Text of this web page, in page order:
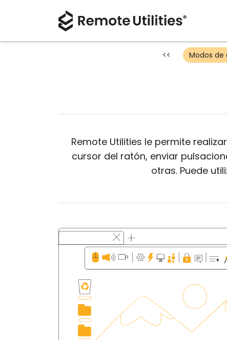
<< Modos de
Remote Utilities le permite
cursor del ratón, enviar
otras. Puede